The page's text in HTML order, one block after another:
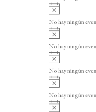
o
v
i
o
No hay ningún
v
i
o
No hay ningún
v
i
o
No hay ningún
v
i
No hay ningún